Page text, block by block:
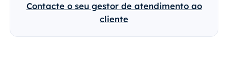
Contacte o seu gestor de atendimento ao
cliente